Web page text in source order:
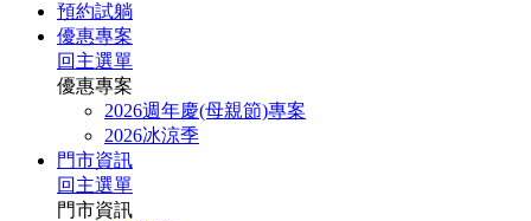
預約試躺
優惠專案
回主選單
優惠專案
2026週年慶(母親節)專案
2026冰涼季
門市資訊
回主選單
門市資訊